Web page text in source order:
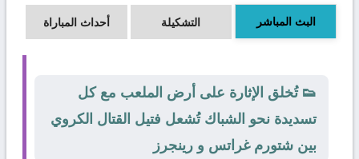
البث المباشر التشكيلة أحداث المباراة
👟 تُخلق الإثارة على أرض الملعب مع كل
تسديدة نحو الشباك تُشعل فتيل القتال الكروي
بين شتورم غراتس و رينجرز